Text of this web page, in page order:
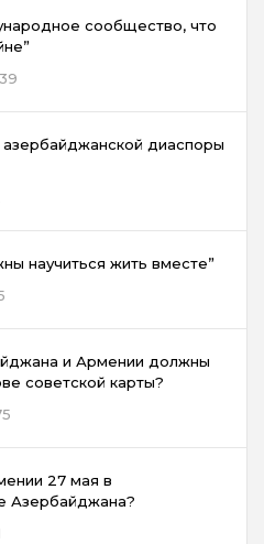
сообщество, что
диаспоры
научиться жить вместе”
и Армении должны
советской карты?
27 мая в
Азербайджана?